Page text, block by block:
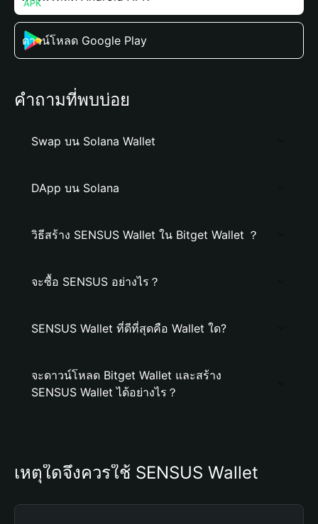
ดาวน์โหลด Google Play
คำถามที่พบบ่อย
Swap บน Solana Wallet
DApp บน Solana
วิธีสร้าง SENSUS Wallet ใน Bitget Wallet ？
จะซื้อ SENSUS อย่างไร？
SENSUS Wallet ที่ดีที่สุดคือ Wallet ใด?
จะดาวน์โหลด Bitget Wallet และสร้าง
SENSUS Wallet ได้อย่างไร？
เหตุใดจึงควรใช้ SENSUS Wallet